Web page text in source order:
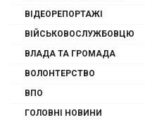
ВІДЕОРЕПОРТАЖІ
ВІЙСЬКОВОСЛУЖБОВЦЮ
ВЛАДА ТА ГРОМАДА
ВОЛОНТЕРСТВО
ВПО
ГОЛОВНІ НОВИНИ